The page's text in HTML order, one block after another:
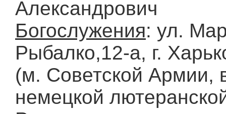
Александрович
Богослужения: ул.
Рыбалко,12-а, г.
(м. Советской Армии,
немецкой